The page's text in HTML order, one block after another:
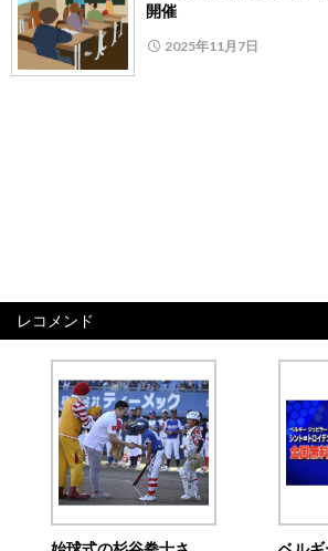
開催
2025年11月7日
レコメンド